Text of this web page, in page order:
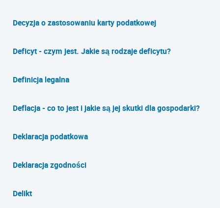
Decyzja o zastosowaniu karty podatkowej
Deficyt - czym jest. Jakie są rodzaje deficytu?
Definicja legalna
Deflacja - co to jest i jakie są jej skutki dla gospodarki?
Deklaracja podatkowa
Deklaracja zgodności
Delikt